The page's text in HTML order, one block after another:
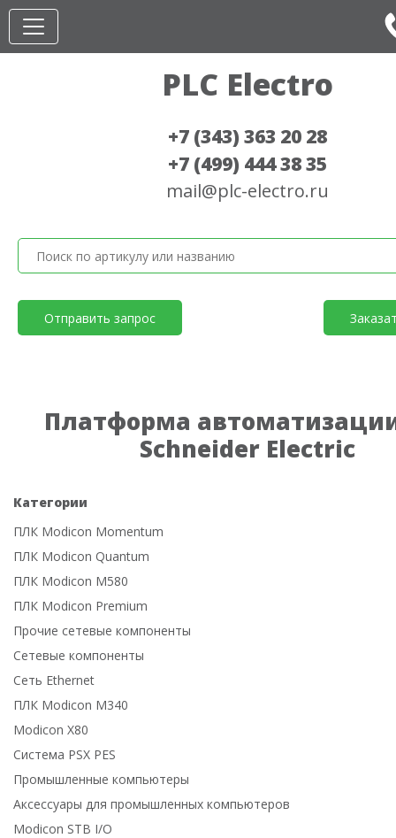
PLC Electro
+7 (343) 363 20 28
+7 (499) 444 38 35
mail@plc-electro.ru
Отправить запрос
Платформа автоматизации
Schneider Electric
Категории
ПЛК Modicon Momentum
ПЛК Modicon Quantum
ПЛК Modicon M580
ПЛК Modicon Premium
Прочие сетевые компоненты
Сетевые компоненты
Сеть Ethernet
ПЛК Modicon M340
Modicon X80
Система PSX PES
Промышленные компьютеры
Аксессуары для промышленных компьютеров
Modicon STB I/O